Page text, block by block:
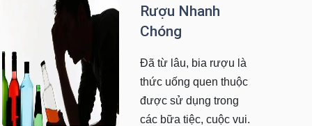
Rượu Nhanh
Chóng
Đã từ lâu, bia rượu là
thức uống quen thuộc
được sử dụng trong
các bữa tiệc, cuộc vui.